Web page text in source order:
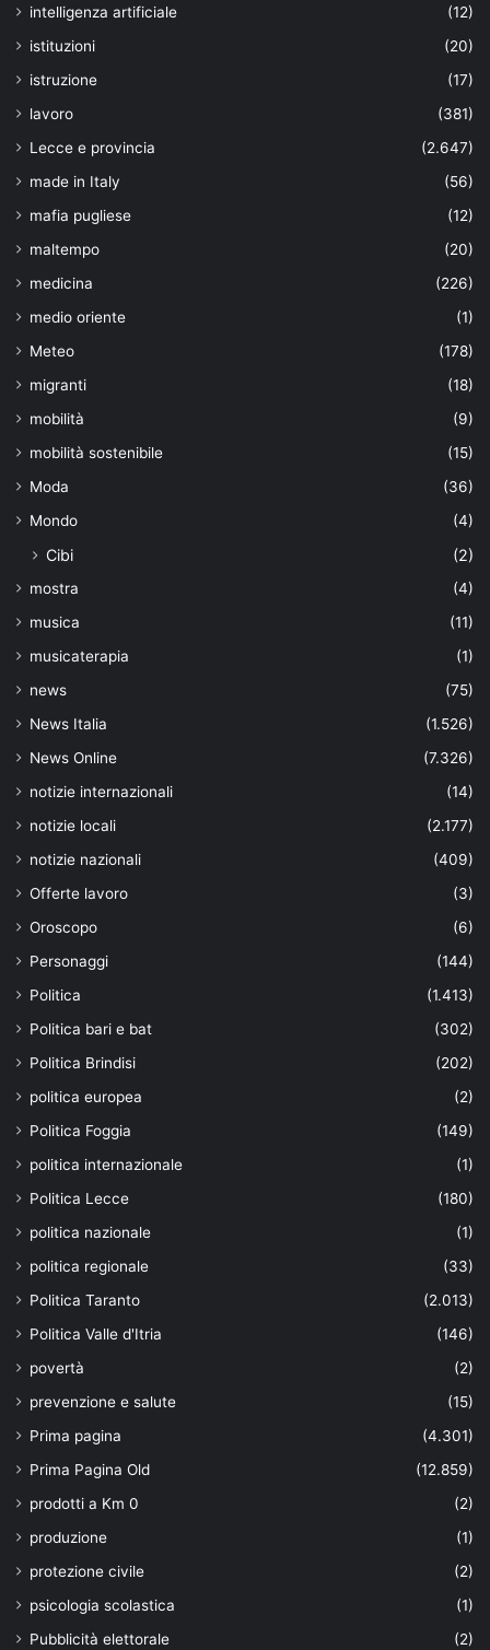
intelligenza artificiale
(12)
istituzioni
(20)
istruzione
(17)
lavoro
(381)
Lecce e provincia
(2.647)
made in Italy
(56)
mafia pugliese
(12)
maltempo
(20)
medicina
(226)
medio oriente
(1)
Meteo
(178)
migranti
(18)
mobilità
(9)
mobilità sostenibile
(15)
Moda
(36)
Mondo
(4)
Cibi (2)
mostra
(4)
musica
(11)
musicaterapia
(1)
news
(75)
News Italia
(1.526)
News Online
(7.326)
notizie internazionali
(14)
notizie locali
(2.177)
notizie nazionali
(409)
Offerte lavoro
(3)
Oroscopo
(6)
Personaggi
(144)
Politica
(1.413)
Politica bari e bat
(302)
Politica Brindisi
(202)
politica europea
(2)
Politica Foggia
(149)
politica internazionale
(1)
Politica Lecce
(180)
politica nazionale
(1)
politica regionale
(33)
Politica Taranto
(2.013)
Politica Valle d'Itria
(146)
povertà
(2)
prevenzione e salute
(15)
Prima pagina
(4.301)
Prima Pagina Old
(12.859)
prodotti a Km 0
(2)
produzione
(1)
protezione civile
(2)
psicologia scolastica
(1)
Pubblicità elettorale
(2)